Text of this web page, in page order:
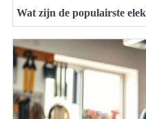
Wat zijn de populairste